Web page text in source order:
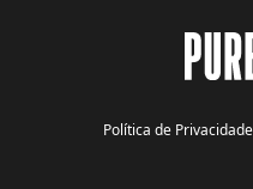
Política de Privacidade